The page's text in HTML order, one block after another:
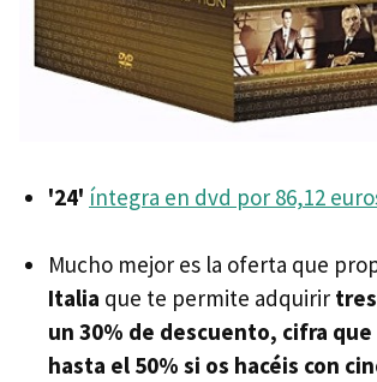
'24' íntegra en dvd por 86,12
Mucho mejor es la oferta que
Italia que te permite adquirir
un 30% de descuento, cifra
hasta el 50% si os hacéis con